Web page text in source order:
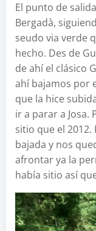
El punto de
Bergadà,
seudo via verde
hecho. Des de
de ahí el clásico
ahí bajamos por
que la hice
ir a parar a Josa.
sitio que el
bajada y nos
afrontar ya la
había sitio así